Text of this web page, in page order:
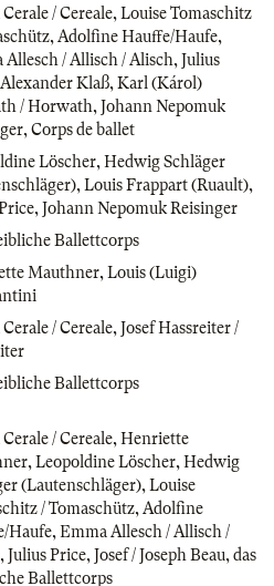
/ Cereale, Louise Tomaschitz
, Adolfine Hauffe/Haufe,
Allesch / Allisch / Alisch, Julius
Alexander Klaß, Karl (Károl)
/ Horwath, Johann Nepomuk
, Corps de ballet
Löscher, Hedwig Schläger
, Louis Frappart (Ruault),
, Johann Nepomuk Reisinger
Ballettcorps
Mauthner, Louis (Luigi)
/ Cereale, Josef Hassreiter /
Ballettcorps
/ Cereale, Henriette
, Leopoldine Löscher, Hedwig
(Lautenschläger), Louise
/ Tomaschütz, Adolfine
Haufe, Emma Allesch / Allisch /
, Julius Price, Josef / Joseph Beau, das
Ballettcorps